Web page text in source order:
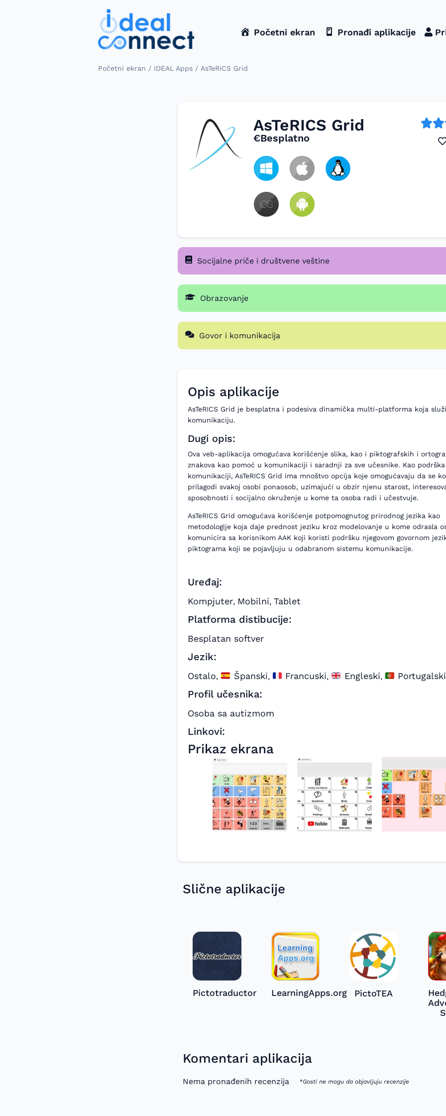
Početni ekran Pronađi aplikacije
Početni ekran / IDEAL Apps / AsTeRICS Grid
AsTeRICS Grid
€Besplatno
Socijalne priče i društvene veštine
Obrazovanje
Govor i komunikacija
Opis aplikacije
AsTeRICS Grid je besplatna i podesiva dinamička multi-platforma koja
komunikaciju.
Dugi opis:
Ova veb-aplikacija omogućava korišćenje slika, kao i piktografskih i
znakova kao pomoć u komunikaciji i saradnji za sve učesnike. Kao podrška
komunikaciji, AsTeRICS Grid ima mnoštvo opcija koje omogućavaju da se
prilagodi svakoj osobi ponaosob, uzimajući u obzir njenu starost,
sposobnosti i socijalno okruženje u kome ta osoba radi i učestvuje.
AsTeRICS Grid omogućava korišćenje potpomognutog prirodnog jezika kao
metodologije koja daje prednost jeziku kroz modelovanje u kome odrasla
komunicira sa korisnikom AAK koji koristi podršku njegovom govornom
piktograma koji se pojavljuju u odabranom sistemu komunikacije.
Uređaj:
Kompjuter, Mobilni, Tablet
Platforma distibucije:
Besplatan softver
Jezik:
Ostalo, Španski, Francuski, Engleski, Portugalski
Profil učesnika:
Osoba sa autizmom
Linkovi:
Prikaz ekrana
Slične aplikacije
Pictotraductor LearningApps.org PictoTEA
Komentari aplikacija
Nema pronađenih recenzija *Gosti ne mogu da objavljuju recenzije